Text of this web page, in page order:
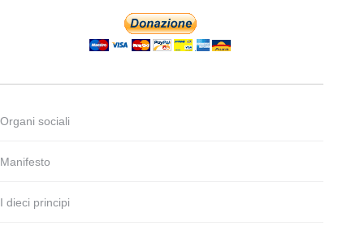
Organi sociali
Manifesto
I dieci principi